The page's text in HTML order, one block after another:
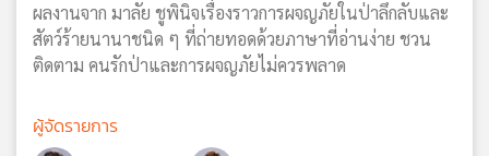
ผลงานจาก มาลัย ชูพินิจเรื่องราวการผจญภัยในป่าลึกลับและ
สัตว์ร้ายนานาชนิด ๆ ที่ถ่ายทอดด้วยภาษาที่อ่านง่าย ชวน
ติดตาม คนรักป่าและการผจญภัยไม่ควรพลาด
ผู้จัดรายการ